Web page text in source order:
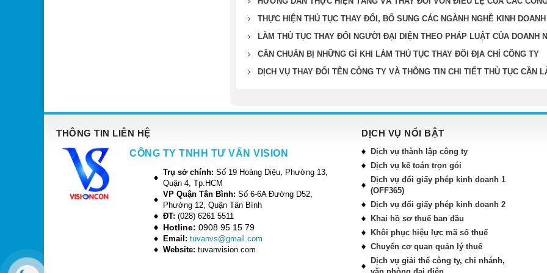
THỰC HIỆN THỦ TỤC THAY ĐỔI, BỔ SUNG CÁC NGÀNH NGHỀ KINH DOANH
LÀM THỦ TỤC THAY ĐỔI NGƯỜI ĐẠI DIỆN THEO PHÁP LUẬT CỦA DOANH
CẦN CHUẨN BỊ NHỮNG GÌ KHI LÀM THỦ TỤC THAY ĐỔI ĐỊA CHỈ CÔNG TY
DỊCH VỤ THAY ĐỔI TÊN CÔNG TY VÀ THÔNG TIN CHI TIẾT THỦ TỤC CẦN
THÔNG TIN LIÊN HỆ
CÔNG TY TNHH TƯ VẤN VISION
Trụ sở chính: Số 19 Hoàng Diệu, Phường 13,
Quận 4, Tp.HCM
VP Quận Tân Bình: Số 6-6A Đường D52,
Phường 12, Quận Tân Bình
ĐT: (028) 6261 5511
Hotline: 0908 95 15 79
Email: tuvanvs@gmail.com
Website: tuvanvision.com
DỊCH VỤ NỔI BẬT
Dịch vụ thành lập công ty
Dịch vụ kế toán trọn gói
Dịch vụ đổi giấy phép kinh doanh 1
(OFF365)
Dịch vụ đổi giấy phép kinh doanh 2
Khai hồ sơ thuế ban đầu
Khôi phục hiệu lực mã số thuế
Chuyển cơ quan quản lý thuế
Dịch vụ giải thể công ty, chi nhánh,